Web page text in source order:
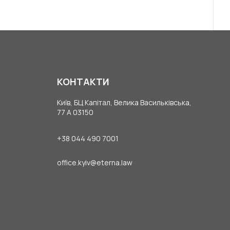
КОНТАКТИ
Київ, БЦ Капітал, Велика Васильківська,
77 А 03150
+38 044 490 7001
office.kyiv@eterna.law